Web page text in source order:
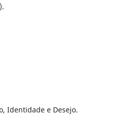
Identidade e Desejo.